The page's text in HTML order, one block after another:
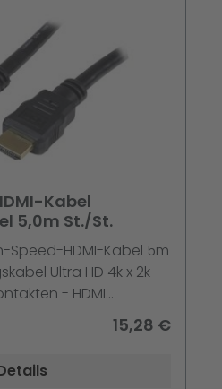
Kabel
5,0m St./St.
Speed-HDMI-Kabel 5m
Ultra HD 4k x 2k
- HDMI
St) - HDMI-Kabel - HDMI
15,28 €